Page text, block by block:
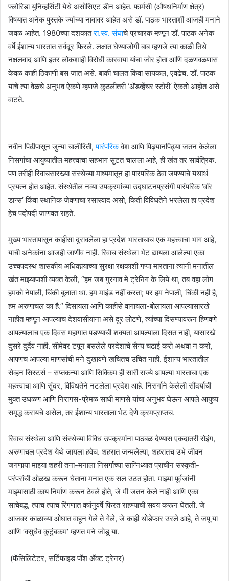
फ्लोरिडा युनिव्हर्सिटी येथे असोसिएट डीन आहेत. फार्मसी (औषधनिर्माण क्षेत्र)
विषयात अनेक पुस्तके ज्यांच्या नावावर आहेत असे डॉ. पाठक भारताशी आजही मनाने
जवळ आहेत. 1980च्या दशकातरा.स्व. संघाचे प्रचारक म्हणून डॉ. पाठक अनेक
वर्षे ईशान्य भारतात सर्वदूर फिरले. लक्षात घेण्याजोगी बाब म्हणजे त्या काळी तिथे
नक्षलवाद आणि इतर लोकशाही विरोधी कारवाया यांचा जोर होता आणि दळणवळणास
केवळ काही ठिकाणी बस जात असे. बाकी चालत किंवा सायकल, एवढेच. डॉ. पाठक
यांचे त्या वेळचे अनुभव ऐकणे म्हणजे कुठलीतरी ‘अ‍ॅडव्हेंचर स्टोरी’ ऐकतो आहोत असे
वाटते.
नवीन पिढीपासून जुन्या चालीरिती,पारंपरिकवेश आणि पिढ्यानपिढ्या जतन केलेला
निसर्गाचा आयुष्यातील महत्त्वाचा सहभाग सुटत चालला आहे, ही खंत तर सार्वत्रिक.
पण तरीही रिवाचसारख्या संस्थेच्या माध्यमातून हा पारंपरिक ठेवा जपण्याचे यथार्थ
प्रयत्न होत आहेत. संस्थेतील नव्या उपक्रमांच्या उद्घाटनप्रसंगी पारंपरिक ‘वॉर
डान्स’ किंवा स्थानिक जेवणाचा रसास्वाद असो, किती विविधतेने भरलेला हा प्रदेश
हेच पदोपदी जाणवत राहते.
मुख्य भारतापासून काहीसा दुरावलेला हा प्रदेश भारताचाच एक महत्त्वाचा भाग आहे,
याची अनेकांना आजही जाणीव नाही. रिवाच संस्थेला भेट द्यायला आलेल्या एका
उच्चपदस्थ शासकीय अधिकार्‍याच्या सुरक्षा रक्षकाशी गप्पा मारताना त्यांनी मनातील
खंत माझ्यापाशी व्यक्त केली, “हम जब गुरगाव मे ट्रेनिंग के लिये था, तब वहा लोग
हमको नेपाली, चिंकी बुलाता था. हम माइंड नहीं करता; पर हम नेपाली, चिंकी नही है,
हम अरुणाचल का है.” दिसायला आणि काहीसे वागायला-बोलायला आपल्यासारखे
नाहीत म्हणून आपल्याच देशवासीयांना असे दूर लोटणे, त्यांच्या दिसण्यावरून हिणवणे
आपल्यालाच एक दिवस महागात पडण्याची शक्यता आपल्याला दिसत नाही, यासारखे
दुसरे दुर्दैव नाही. सीमेवर टपून बसलेले परदेशाचे सैन्य चढाई करो अथवा न करो,
आपणच आपल्या माणसांची मने दुखावणे खचितच उचित नाही. ईशान्य भारतातील
सेव्हन सिस्टर्स – सप्तकन्या आणि सिक्किम ही सारी राज्ये आपल्या भारताचा एक
महत्त्वाचा आणि सुंदर, विविधतेने नटलेला प्रदेश आहे. निसर्गाने केलेली सौंदर्याची
मुक्त उधळण आणि निरागस-प्रेमळ साधी माणसे यांचा अनुभव घेऊन आपले आयुष्य
समृद्ध करायचे असेल, तर ईशान्य भारताला भेट देणे क्रमप्राप्तच.
रिवाच संस्थेला आणि संस्थेच्या विविध उपक्रमांना पाठबळ देण्यास एकदातरी रोइंग,
अरुणाचल प्रदेश येथे जायला हवेच. शहरात जन्मलेल्या, शहरातच उभे जीवन
जगणार्‍या माझ्या शहरी तना-मनाला निसर्गाच्या सान्निध्यात प्राचीन संस्कृती-
परंपरांची ओळख करून घेताना मनात एक सल उठत होता. माझ्या पूर्वजांनी
माझ्यासाठी काय निर्माण करून ठेवले होते, जे मी जतन केले नाही आणि एका
साचेबद्ध, त्याच त्याच रिंगणात वर्षानुवर्षे फिरत राहण्याची सवय करून घेतली. जे
आजवर काळाच्या ओघात वाहून गेले ते गेले, जे काही थोडेफार उरले आहे, ते जपू या
आणि ‘वसुधैव कुटुंबकम’ म्हणत मने जोडू या.
(फॅसिलिटेटर, सर्टिफाइड पॉश अ‍ॅक्ट ट्रेनर)